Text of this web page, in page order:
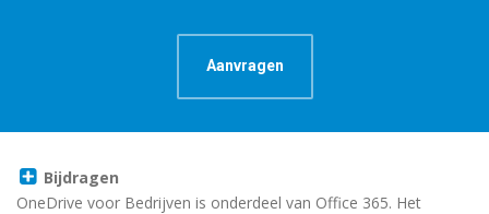
Aanvragen
Bijdragen
OneDrive voor Bedrijven is onderdeel van Office 365. Het